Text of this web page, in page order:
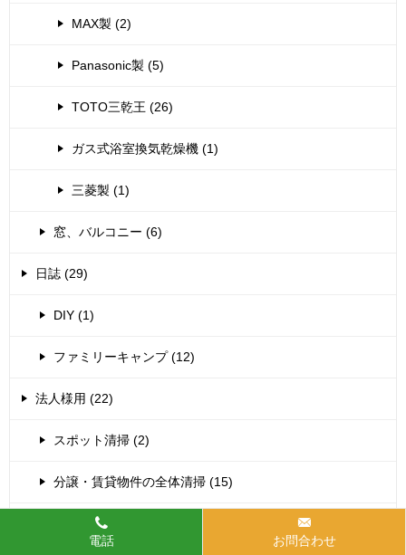
MAX製 (2)
Panasonic製 (5)
TOTO三乾王 (26)
ガス式浴室換気乾燥機 (1)
三菱製 (1)
窓、バルコニー (6)
日誌 (29)
DIY (1)
ファミリーキャンプ (12)
法人様用 (22)
スポット清掃 (2)
分譲・賃貸物件の全体清掃 (15)
床洗浄・ワックス (5)
電話
お問合わせ